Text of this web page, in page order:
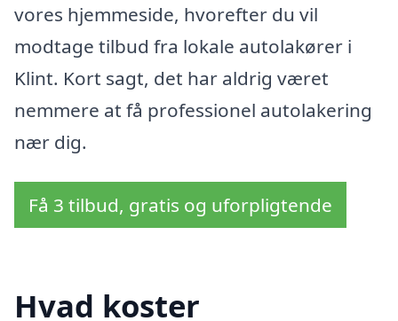
vores hjemmeside, hvorefter du vil
modtage tilbud fra lokale autolakører i
Klint. Kort sagt, det har aldrig været
nemmere at få professionel autolakering
nær dig.
Få 3 tilbud, gratis og uforpligtende
Hvad koster